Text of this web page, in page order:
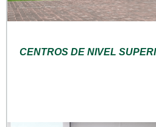
CENTROS DE NIVEL